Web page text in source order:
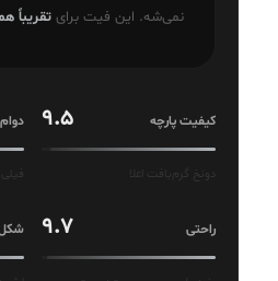
نمی‌شه. این فیت برای تقریباً
کیفیت پارچه 9.5
دونخ گرم‌بافت اعلا
راحتی 9.7